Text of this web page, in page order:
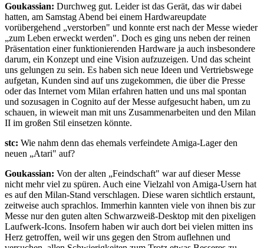
Goukassian: Durchweg gut. Leider ist das Gerät, das wir dabei
hatten, am Samstag Abend bei einem Hardwareupdate
vorübergehend „verstorben" und konnte erst nach der Messe wieder
„zum Leben erweckt werden". Doch es ging uns neben der reinen
Präsentation einer funktionierenden Hardware ja auch insbesondere
darum, ein Konzept und eine Vision aufzuzeigen. Und das scheint
uns gelungen zu sein. Es haben sich neue Ideen und Vertriebswege
aufgetan, Kunden sind auf uns zugekommen, die über die Presse
oder das Internet vom Milan erfahren hatten und uns mal spontan
und sozusagen in Cognito auf der Messe aufgesucht haben, um zu
schauen, in wieweit man mit uns Zusammenarbeiten und den Milan
II im großen Stil einsetzen könnte.
stc: Wie nahm denn das ehemals verfeindete Amiga-Lager den
neuen „Atari" auf?
Goukassian: Von der alten „Feindschaft" war auf dieser Messe
nicht mehr viel zu spüren. Auch eine Vielzahl von Amiga-Usern hat
es auf den Milan-Stand verschlagen. Diese waren sichtlich erstaunt,
zeitweise auch sprachlos. Immerhin kannten viele von ihnen bis zur
Messe nur den guten alten Schwarzweiß-Desktop mit den pixeligen
Laufwerk-Icons. Insofern haben wir auch dort bei vielen mitten ins
Herz getroffen, weil wir uns gegen den Strom auflehnen und